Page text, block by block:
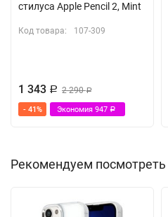
стилуса Apple Pencil 2, Mint
Код товара: 107-309
1 343 Р 2 290Р
- 41% Экономия 947 Р
Рекомендуем посмотреть